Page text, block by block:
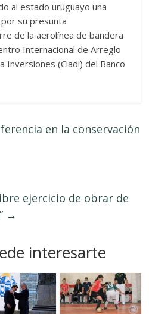
al estado uruguayo una
su presunta
de la aerolínea de bandera
Internacional de Arreglo
Inversiones (Ciadi) del Banco
en la conservación
ejercicio de obrar de
→
interesarte